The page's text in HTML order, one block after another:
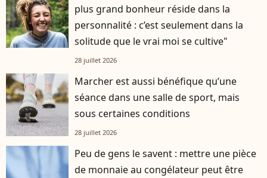
plus grand bonheur réside dans la
personnalité : c’est seulement dans la
solitude que le vrai moi se cultive"
28 juillet 2026
Marcher est aussi bénéfique qu’une
séance dans une salle de sport, mais
sous certaines conditions
28 juillet 2026
Peu de gens le savent : mettre une pièce
de monnaie au congélateur peut être